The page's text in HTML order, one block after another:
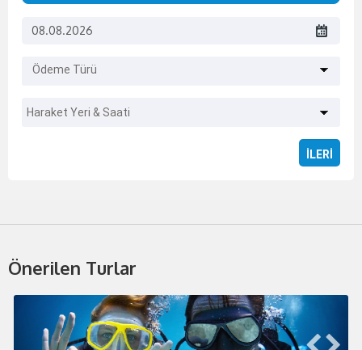
Ödeme Türü
Haraket Yeri & Saati
Önerilen Turlar